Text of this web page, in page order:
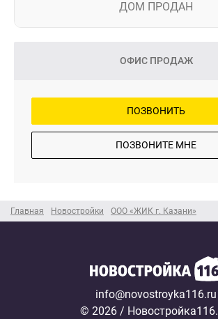
Главная Новостройки ООО «ЖИК г. Казани»
ДОМ ПРОДАН
ОФИС ПРОДАЖ
ПОЗВОНИТЬ
ПОЗВОНИТЕ МНЕ
info@novostroyka116.ru
© 2026 /